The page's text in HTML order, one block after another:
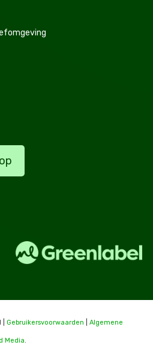
Gebruikersvoorwaarden
Algemene
Media.